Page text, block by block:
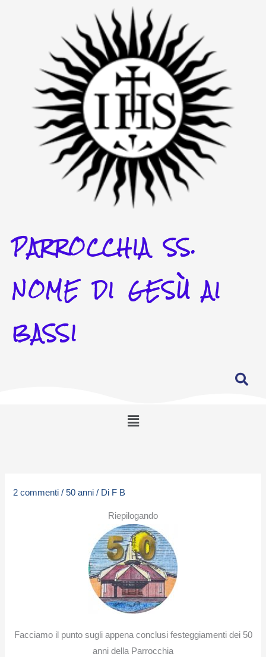
PARROCCHIA SS.
NOME DI GESÙ AI
BASSI
Menu
2 commenti /50 anni / Di F B
Riepilogando
Facciamo il punto sugli appena conclusi festeggiamenti dei 50
anni della Parrocchia